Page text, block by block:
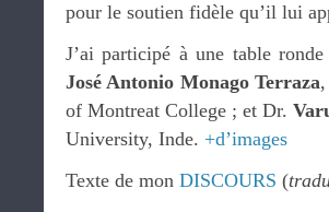
pour le soutien fidèle qu’il lui
J’ai participé à une table
José Antonio Monago Terraza
of Montreat College ; et Dr.
University, Inde. +d’images
Texte de mon DISCOURS (